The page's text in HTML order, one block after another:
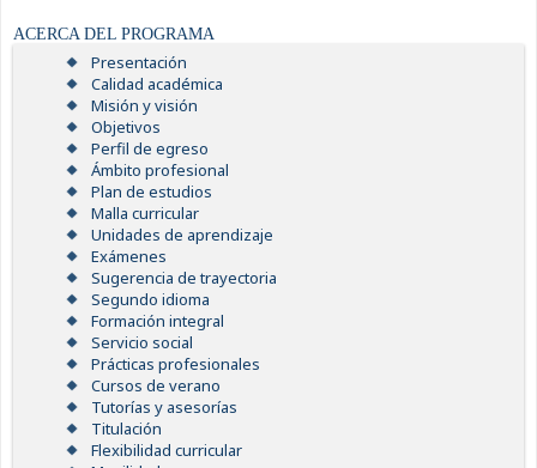
ACERCA DEL PROGRAMA
Presentación
Calidad académica
Misión y visión
Objetivos
Perfil de egreso
Ámbito profesional
Plan de estudios
Malla curricular
Unidades de aprendizaje
Exámenes
Sugerencia de trayectoria
Segundo idioma
Formación integral
Servicio social
Prácticas profesionales
Cursos de verano
Tutorías y asesorías
Titulación
Flexibilidad curricular